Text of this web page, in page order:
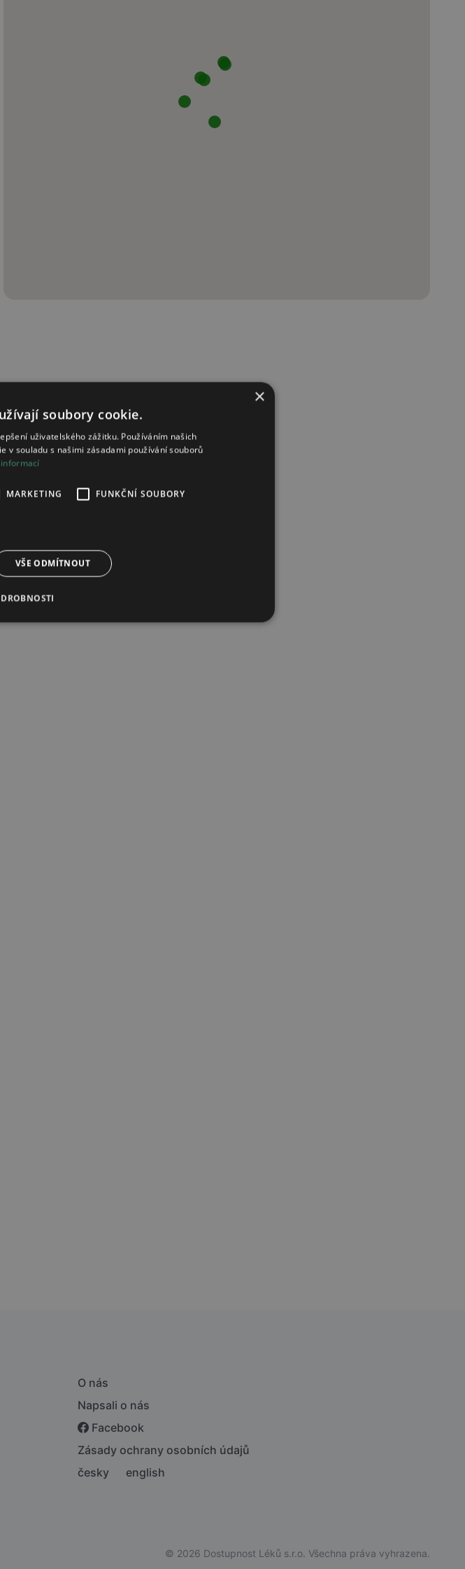
O nás
Napsali o nás
Facebook
Zásady ochrany osobních údajů
česky
english
© 2026 Dostupnost Léků s.r.o. Všechna práva vyhrazena.
×
soubory cookie.
uživatelského zážitku. Používáním našich
v souladu s našimi zásadami používání souborů
MARKETING FUNKČNÍ SOUBORY
VŠE ODMÍTNOUT